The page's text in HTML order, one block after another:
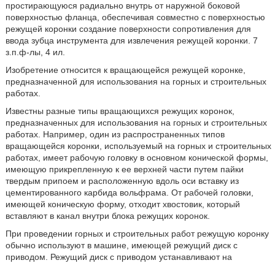
простирающуюся радиально внутрь от наружной боковой
поверхностью фланца, обеспечивая совместно с поверхностью
режущей коронки создание поверхности сопротивления для
ввода зубца инструмента для извлечения режущей коронки. 7
з.п.ф-лы, 4 ил.
Изобретение относится к вращающейся режущей коронке,
предназначенной для использования на горных и строительных
работах.
Известны разные типы вращающихся режущих коронок,
предназначенных для использования на горных и строительных
работах. Например, один из распространенных типов
вращающейся коронки, используемый на горных и строительных
работах, имеет рабочую головку в основном конической формы,
имеющую прикрепленную к ее верхней части путем пайки
твердым припоем и расположенную вдоль оси вставку из
цементированного карбида вольфрама. От рабочей головки,
имеющей коническую форму, отходит хвостовик, который
вставляют в канал внутри блока режущих коронок.
При проведении горных и строительных работ режущую коронку
обычно используют в машине, имеющей режущий диск с
приводом. Режущий диск с приводом устанавливают на